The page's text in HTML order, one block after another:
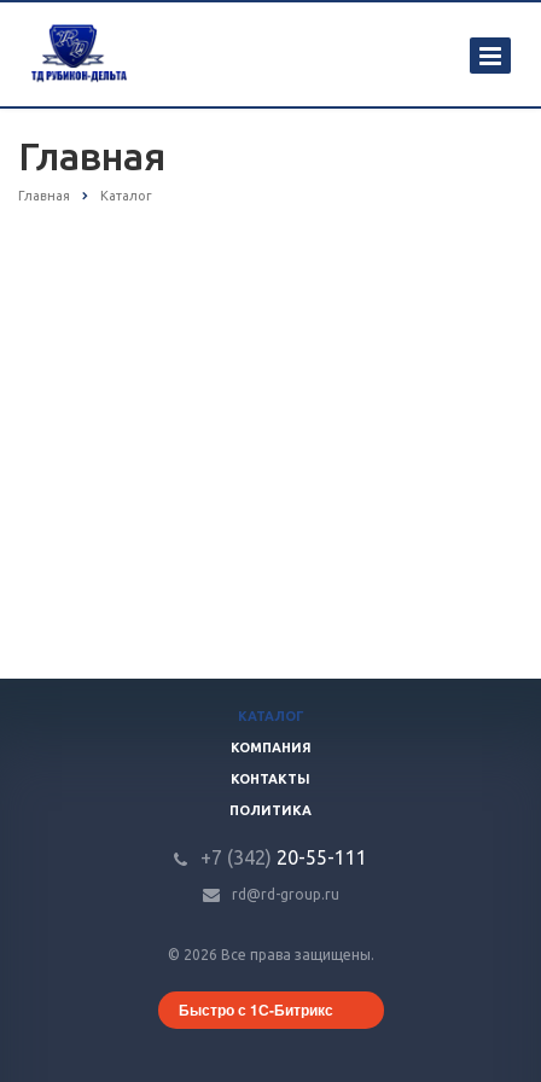
Главная
Главная Каталог
© 2026 Все права защищены.
Быстро с 1С-Битрикс
КАТАЛОГ
КОМПАНИЯ
КОНТАКТЫ
ПОЛИТИКА
+7 (342) 20-55-111
rd@rd-group.ru